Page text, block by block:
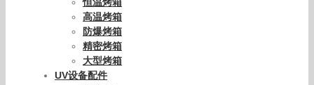
高温烤箱
防爆烤箱
精密烤箱
大型烤箱
UV设备配件